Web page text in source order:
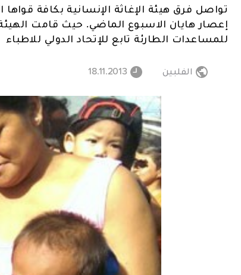
تواصل فرق هيئة الإغاثة الإنسانية بكافة قواها
إعصار هايان الاسبوع الماضي. حيث قامت
للمساعدات الطارئة تابع للإتحاد الدولي للاطباء
الفلبين 18.11.2013